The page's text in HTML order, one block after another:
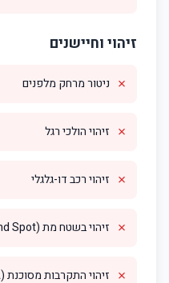
זיהוי וחיישנים
✗ ניטור מרחק מלפנים
✗ זיהוי הולכי רגל
✗ זיהוי רכב דו-גלגלי
✗ זיהוי בשטח מת (Blind Spot)
✗ זיהוי התקרבות מסוכנת (RCTA)